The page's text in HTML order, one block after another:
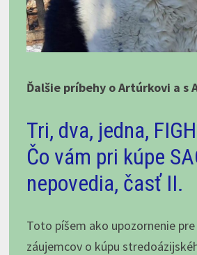
Ďalšie príbehy o Artúrkovi a s
Tri, dva, jedna,
Čo vám pri kúpe
nepovedia, časť II.
Toto píšem ako upozornenie
záujemcov o kúpu